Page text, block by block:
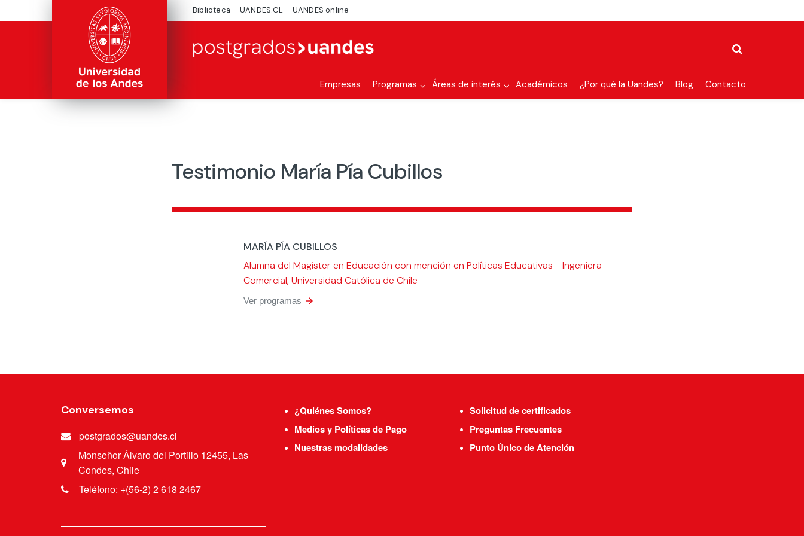
Biblioteca UANDES.CL UANDES online
Empresas Programas Áreas de interés Académicos ¿Por qué la Uandes? Blog Contacto
Testimonio María Pía Cubillos
MARÍA PÍA CUBILLOS
Alumna del Magíster en Educación con mención en Políticas Educativas - Ingeniera
Comercial, Universidad Católica de Chile
Ver programas arrow_forward
Conversemos
postgrados@uandes.cl
Monseñor Álvaro del Portillo 12455, Las
Condes, Chile
Teléfono: +(56-2) 2 618 2467
¿Quiénes Somos?
Medios y Políticas de Pago
Nuestras modalidades
Solicitud de certificados
Preguntas Frecuentes
Punto Único de Atención